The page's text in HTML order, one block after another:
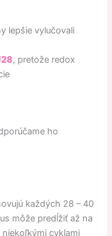
lepšie vylučovali
, pretože redox
ho
každých 28 – 40
môže predĺžiť až na
cyklami